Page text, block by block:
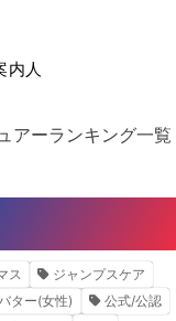
内人
アーランキング一覧
ス
ジャンプスケア
ター(女性)
公式/公認